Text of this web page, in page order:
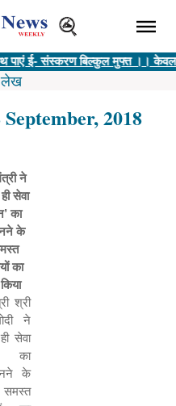
ई- संस्करण बिल्कुल मुफ्त ।। केवल
लेख
2018
ने
सेवा
’ का
के
का
श्री
ने
सेवा
का
के